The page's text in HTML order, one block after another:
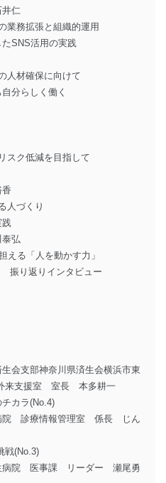
仁
務拡張と組織的運用
SNS活用の実践
材確保に向けて
分らしく働く
ク低減を目指して
人づくり
弘
る「人を動かす力」
振り返りインタビュー
支部神奈川県済生会横浜市東
来支援室 室長 本多耕一
カラ(No.4)
院 診療情報管理室 係長 じん
戦(No.3)
病院 医事課 リーダー 瀬尾勇